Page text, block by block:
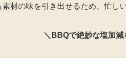
材の味を引き出せるため、忙し
＼BBQで絶妙な塩加減